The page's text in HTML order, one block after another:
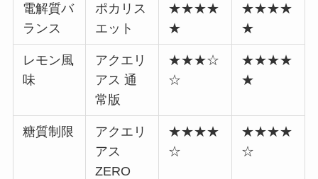
電解質バ
ランス
ポカリス
エット
★★★★
★
★★★★
★
レモン風
味
アクエリ
アス 通
常版
★★★☆
☆
★★★★
★
糖質制限
アクエリ
アス
ZERO
★★★★
☆
★★★★
☆